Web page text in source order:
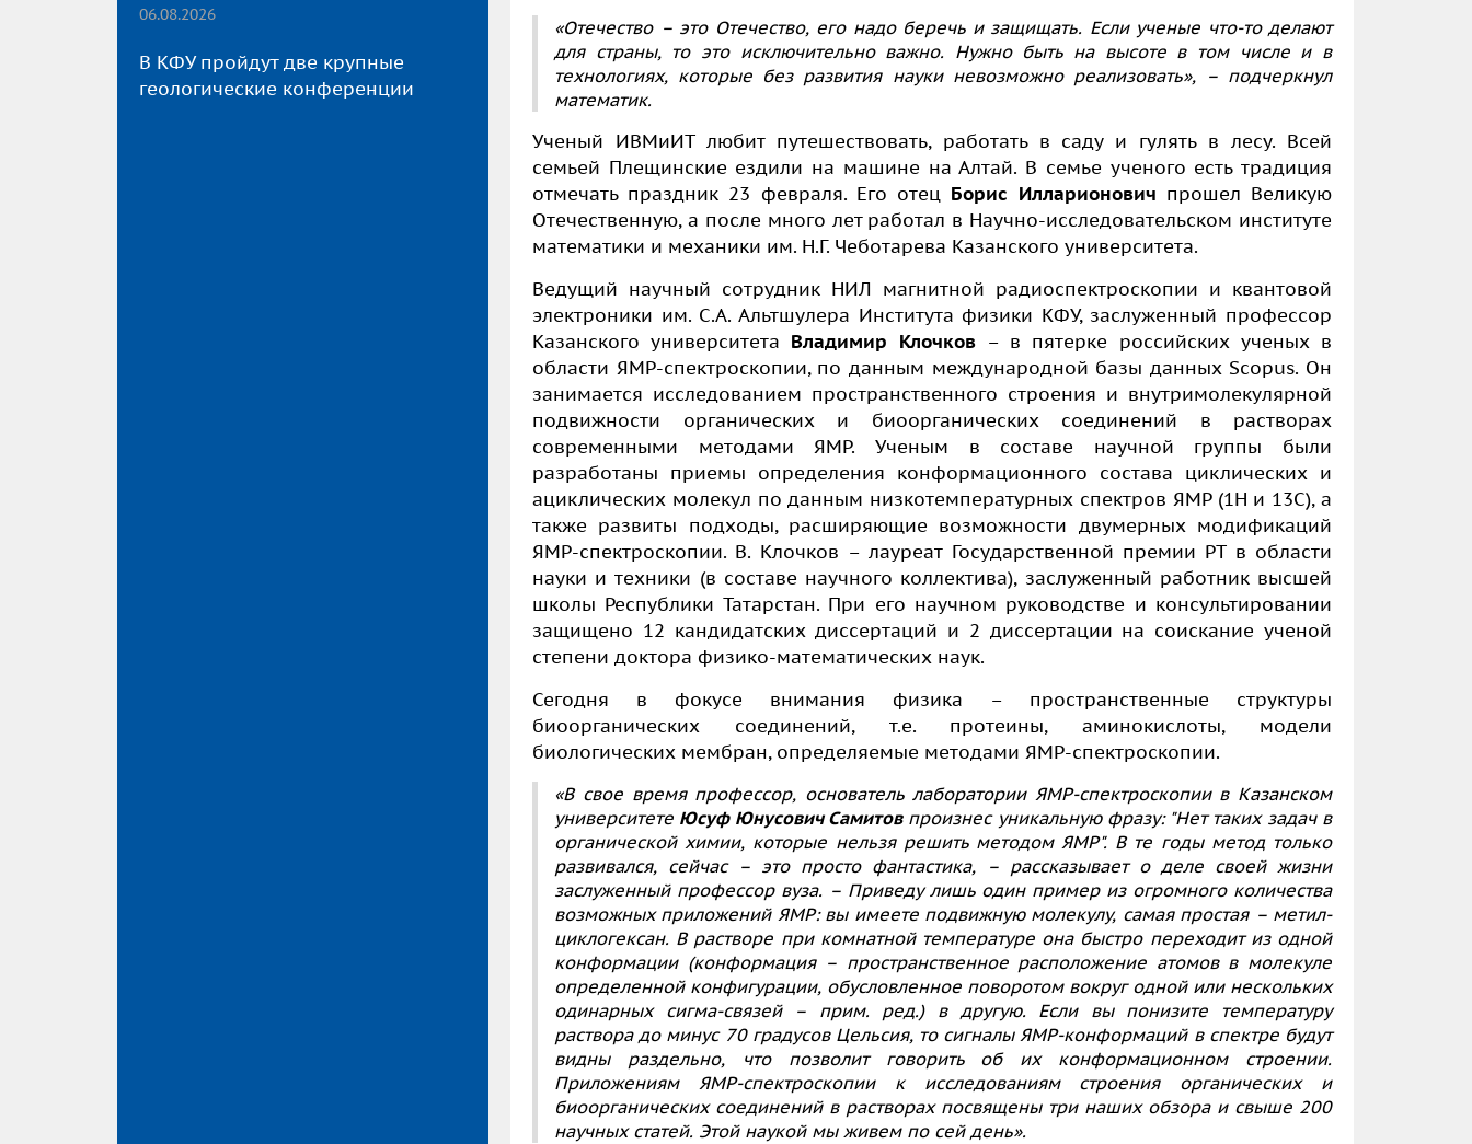
06.08.2026
В КФУ пройдут две крупные
геологические конференции
«Отечество – это Отечество, его надо беречь и защищать. Если ученые что-то делают
для страны, то это исключительно важно. Нужно быть на высоте в том числе и в
технологиях, которые без развития науки невозможно реализовать», – подчеркнул
математик.
Ученый ИВМиИТ любит путешествовать, работать в саду и гулять в лесу. Всей
семьей Плещинские ездили на машине на Алтай. В семье ученого есть традиция
отмечать праздник 23 февраля. Его отец Борис Илларионович прошел Великую
Отечественную, а после много лет работал в Научно-исследовательском институте
математики и механики им. Н.Г. Чеботарева Казанского университета.
Ведущий научный сотрудник НИЛ магнитной радиоспектроскопии и квантовой
электроники им. С.А. Альтшулера Института физики КФУ, заслуженный профессор
Казанского университета Владимир Клочков– в пятерке российских ученых в
области ЯМР-спектроскопии, по данным международной базы данных Scopus. Он
занимается исследованием пространственного строения и внутримолекулярной
подвижности органических и биоорганических соединений в растворах
современными методами ЯМР. Ученым в составе научной группы были
разработаны приемы определения конформационного состава циклических и
ациклических молекул по данным низкотемпературных спектров ЯМР (1Н и 13С), а
также развиты подходы, расширяющие возможности двумерных модификаций
ЯМР-спектроскопии. В. Клочков – лауреат Государственной премии РТ в области
науки и техники (в составе научного коллектива), заслуженный работник высшей
школы Республики Татарстан. При его научном руководстве и консультировании
защищено 12 кандидатских диссертаций и 2 диссертации на соискание ученой
степени доктора физико-математических наук.
Сегодня в фокусе внимания физика – пространственные структуры
биоорганических соединений, т.е. протеины, аминокислоты, модели
биологических мембран, определяемые методами ЯМР-спектроскопии.
«В свое время профессор, основатель лаборатории ЯМР-спектроскопии в Казанском
университете Юсуф Юнусович Самитовпроизнес уникальную фразу: "Нет таких задач в
органической химии, которые нельзя решить методом ЯМР". В те годы метод только
развивался, сейчас – это просто фантастика, – рассказывает о деле своей жизни
заслуженный профессор вуза. – Приведу лишь один пример из огромного количества
возможных приложений ЯМР: вы имеете подвижную молекулу, самая простая – метил-
циклогексан. В растворе при комнатной температуре она быстро переходит из одной
конформации (конформация – пространственное расположение атомов в молекуле
определенной конфигурации, обусловленное поворотом вокруг одной или нескольких
одинарных сигма-связей – прим. ред.) в другую. Если вы понизите температуру
раствора до минус 70 градусов Цельсия, то сигналы ЯМР-конформаций в спектре будут
видны раздельно, что позволит говорить об их конформационном строении.
Приложениям ЯМР-спектроскопии к исследованиям строения органических и
биоорганических соединений в растворах посвящены три наших обзора и свыше 200
научных статей. Этой наукой мы живем по сей день».